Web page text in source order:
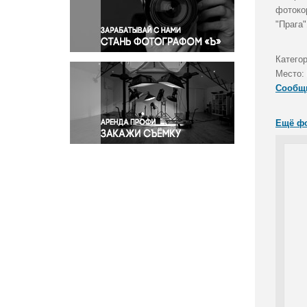
Правосудие
Происшествия и конфликты
Религия
Светская жизнь
Спорт
Экология
Экономика и бизнес
Место:
Ещё